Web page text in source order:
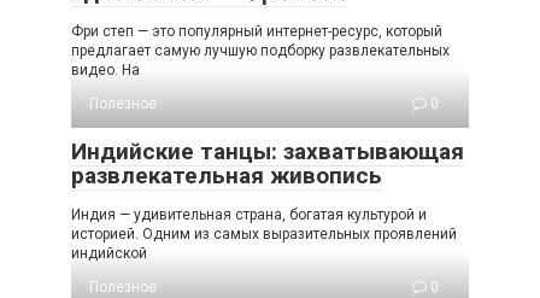
Фри степ — это популярный интернет-ресурс, который
предлагает самую лучшую подборку развлекательных
видео. На
Полезное
0
Индийские танцы: захватывающая
развлекательная живопись
Индия — удивительная страна, богатая культурой и
историей. Одним из самых выразительных проявлений
индийской
Полезное
0